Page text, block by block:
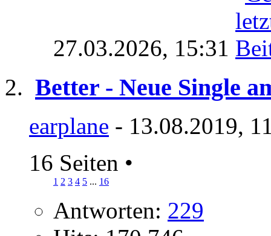
27.03.2026, 15:31
Better - Neue Single
earplane - 13.08.2019,
16 Seiten •
1 2 3 4 5 ... 16
Antworten: 229